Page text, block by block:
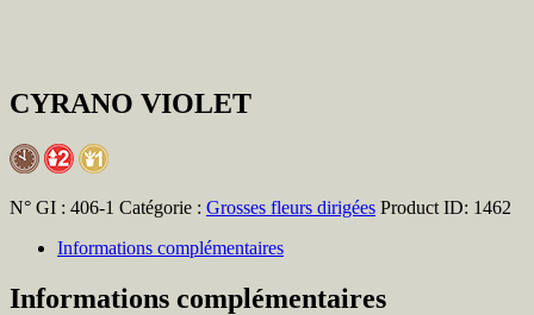
CYRANO VIOLET
N° GI : 406-1 Catégorie : Grosses fleurs dirigées Product ID: 1462
Informations complémentaires
Informations complémentaires